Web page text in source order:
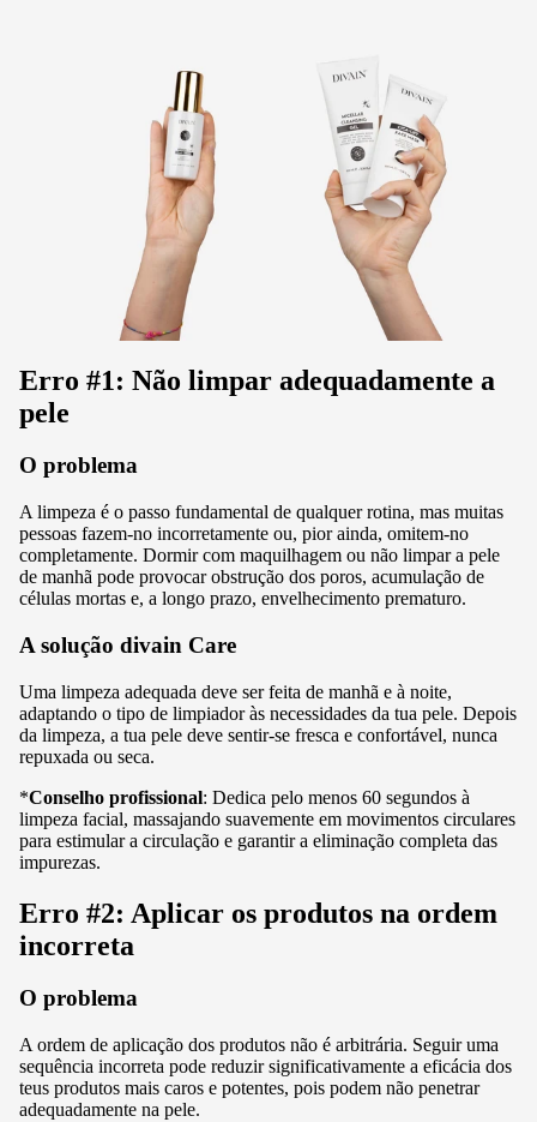
Erro #1: Não limpar adequadamente a
pele
O problema
A limpeza é o passo fundamental de qualquer rotina, mas muitas
pessoas fazem-no incorretamente ou, pior ainda, omitem-no
completamente. Dormir com maquilhagem ou não limpar a pele
de manhã pode provocar obstrução dos poros, acumulação de
células mortas e, a longo prazo, envelhecimento prematuro.
A solução divain Care
Uma limpeza adequada deve ser feita de manhã e à noite,
adaptando o tipo de limpiador às necessidades da tua pele. Depois
da limpeza, a tua pele deve sentir-se fresca e confortável, nunca
repuxada ou seca.
*Conselho profissional: Dedica pelo menos 60 segundos à
limpeza facial, massajando suavemente em movimentos circulares
para estimular a circulação e garantir a eliminação completa das
impurezas.
Erro #2: Aplicar os produtos na ordem
incorreta
O problema
A ordem de aplicação dos produtos não é arbitrária. Seguir uma
sequência incorreta pode reduzir significativamente a eficácia dos
teus produtos mais caros e potentes, pois podem não penetrar
adequadamente na pele.